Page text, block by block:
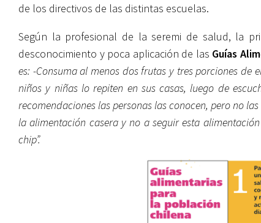
de los directivos de las distintas escuelas.
Según la profesional de la seremi de salud, la
desconocimiento y poca aplicación de las Guías
es: -Consuma al menos dos frutas y tres porciones
niños y niñas lo repiten en sus casas, luego de
recomendaciones las personas las conocen, pero no
la alimentación casera y no a seguir esta
chip”.